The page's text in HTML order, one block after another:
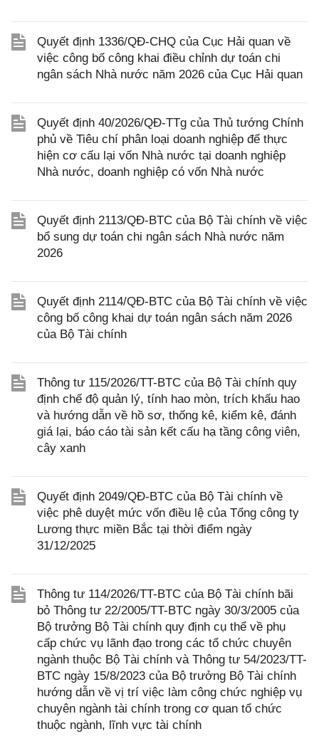
Quyết định 1336/QĐ-CHQ của Cục Hải quan về
việc công bố công khai điều chỉnh dự toán chi
ngân sách Nhà nước năm 2026 của Cục Hải quan
Quyết định 40/2026/QĐ-TTg của Thủ tướng Chính
phủ về Tiêu chí phân loại doanh nghiệp để thực
hiện cơ cấu lại vốn Nhà nước tại doanh nghiệp
Nhà nước, doanh nghiệp có vốn Nhà nước
Quyết định 2113/QĐ-BTC của Bộ Tài chính về việc
bổ sung dự toán chi ngân sách Nhà nước năm
2026
Quyết định 2114/QĐ-BTC của Bộ Tài chính về việc
công bố công khai dự toán ngân sách năm 2026
của Bộ Tài chính
Thông tư 115/2026/TT-BTC của Bộ Tài chính quy
định chế độ quản lý, tính hao mòn, trích khấu hao
và hướng dẫn về hồ sơ, thống kê, kiểm kê, đánh
giá lại, báo cáo tài sản kết cấu hạ tầng công viên,
cây xanh
Quyết định 2049/QĐ-BTC của Bộ Tài chính về
việc phê duyệt mức vốn điều lệ của Tổng công ty
Lương thực miền Bắc tại thời điểm ngày
31/12/2025
Thông tư 114/2026/TT-BTC của Bộ Tài chính bãi
bỏ Thông tư 22/2005/TT-BTC ngày 30/3/2005 của
Bộ trưởng Bộ Tài chính quy định cụ thể về phụ
cấp chức vụ lãnh đạo trong các tổ chức chuyên
ngành thuộc Bộ Tài chính và Thông tư 54/2023/TT-
BTC ngày 15/8/2023 của Bộ trưởng Bộ Tài chính
hướng dẫn về vị trí việc làm công chức nghiệp vụ
chuyên ngành tài chính trong cơ quan tổ chức
thuộc ngành, lĩnh vực tài chính